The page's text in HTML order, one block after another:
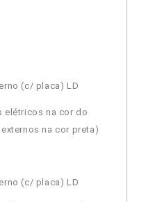
(c/ placa) LD
elétricos na cor do
na cor preta)
(c/ placa) LD